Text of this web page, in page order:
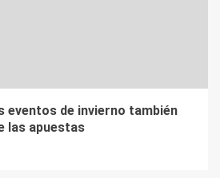
eventos de invierno también
las apuestas